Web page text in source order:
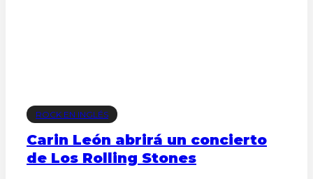
ROCK EN INGLÉS
Carin León abrirá un concierto
de Los Rolling Stones